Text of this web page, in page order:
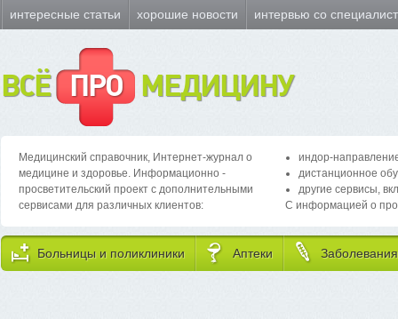
интересные статьи хорошие новости интервью со
ВСЁ ПРО МЕДИЦИНУ
Медицинский справочник, Интернет-журнал о
медицине и здоровье. Информационно -
просветительский проект с дополнительными
сервисами для различных клиентов:
индор-
дистанционное
другие сервисы,
С информацией о
Больницы и поликлиники Аптеки Заболевания